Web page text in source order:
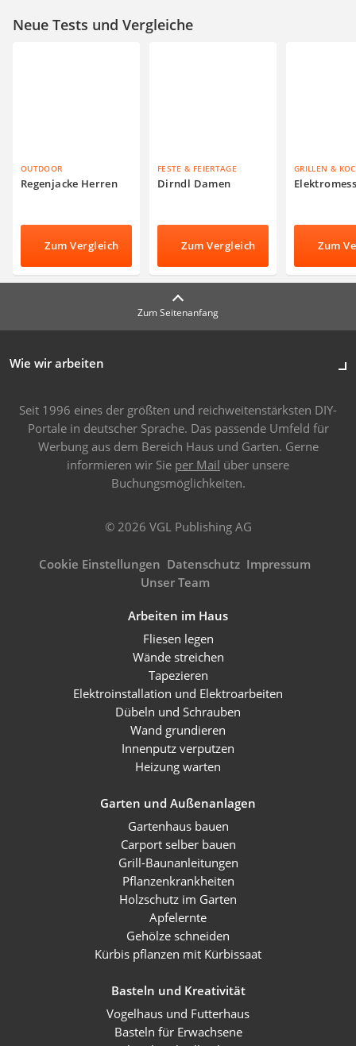
Neue Tests und Vergleiche
OUTDOOR
Regenjacke Herren
Zum Vergleich
FESTE & FEIERTAGE
Dirndl Damen
Zum Vergleich
GRILLEN &
Zum
Zum Seitenanfang
Wie wir arbeiten
Seit 1996 eines der größten und reichweitenstärksten DIY-
Portale in deutscher Sprache. Das passende Umfeld für
Werbung aus dem Bereich Haus und Garten. Gerne
informieren wir Sie per Mail über unsere
Buchungsmöglichkeiten.
© 2026 VGL Publishing AG
Cookie Einstellungen Datenschutz Impressum
Unser Team
Arbeiten im Haus
Fliesen legen
Wände streichen
Tapezieren
Elektroinstallation und Elektroarbeiten
Dübeln und Schrauben
Wand grundieren
Innenputz verputzen
Heizung warten
Garten und Außenanlagen
Gartenhaus bauen
Carport selber bauen
Grill-Baunanleitungen
Pflanzenkrankheiten
Holzschutz im Garten
Apfelernte
Gehölze schneiden
Kürbis pflanzen mit Kürbissaat
Basteln und Kreativität
Vogelhaus und Futterhaus
Basteln für Erwachsene